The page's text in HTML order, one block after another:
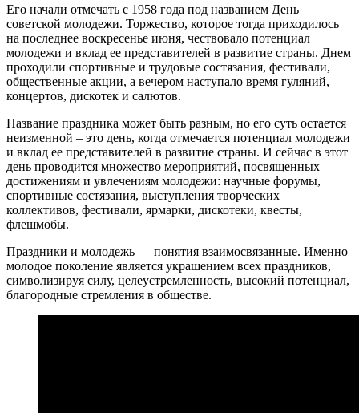
Его начали отмечать с 1958 года под названием День
советской молодежи. Торжество, которое тогда приходилось
на последнее воскресенье июня, чествовало потенциал
молодежи и вклад ее представителей в развитие страны. Днем
проходили спортивные и трудовые состязания, фестивали,
общественные акции, а вечером наступало время гуляний,
концертов, дискотек и салютов.
Название праздника может быть разным, но его суть остается
неизменной – это день, когда отмечается потенциал молодежи
и вклад ее представителей в развитие страны. И сейчас в этот
день проводится множество мероприятий, посвященных
достижениям и увлечениям молодежи: научные форумы,
спортивные состязания, выступления творческих
коллективов, фестивали, ярмарки, дискотеки, квесты,
флешмобы.
Праздники и молодежь — понятия взаимосвязанные. Именно
молодое поколение является украшением всех праздников,
символизируя силу, целеустремленность, высокий потенциал,
благородные стремления в обществе.